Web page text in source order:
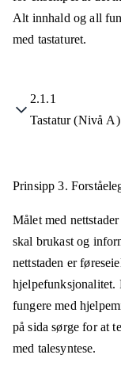
Alt innhald og all
med tastaturet.
2.1.1
Tastatur (Nivå A)
Prinsipp 3.
Målet med
skal brukast og
nettstaden er
hjelpefunksjonalitet.
fungere med
på sida sørge for at
med talesyntese.